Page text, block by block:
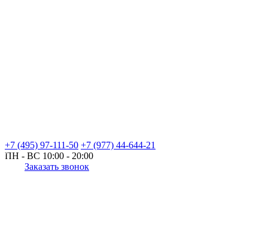
+7 (495) 97-111-50 +7 (977) 44-644-21
ПН - ВС 10:00 - 20:00
Заказать звонок